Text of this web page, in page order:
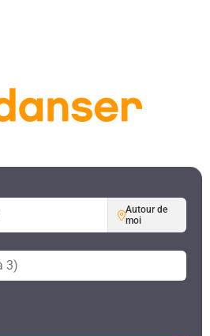
Autour de
moi